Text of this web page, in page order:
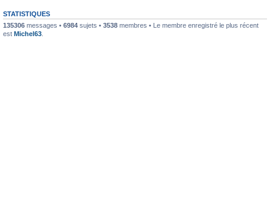
STATISTIQUES
135306 messages • 6984 sujets • 3538 membres • Le membre enregistré le plus récent
est Michel63